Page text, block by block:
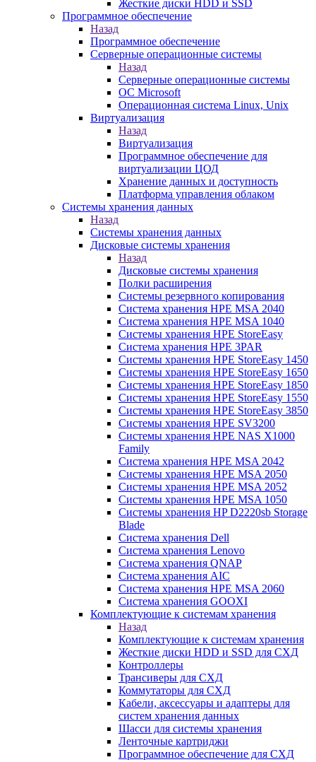
Жесткие диски HDD и SSD
Программное обеспечение
Назад
Программное обеспечение
Серверные операционные системы
Назад
Серверные операционные системы
ОС Microsoft
Операционная система Linux, Unix
Виртуализация
Назад
Виртуализация
Программное обеспечение для
виртуализации ЦОД
Хранение данных и доступность
Платформа управления облаком
Системы хранения данных
Назад
Системы хранения данных
Дисковые системы хранения
Назад
Дисковые системы хранения
Полки расширения
Системы резервного копирования
Система хранения HPE MSA 2040
Система хранения HPE MSA 1040
Системы хранения HPE StoreEasy
Система хранения HPE 3PAR
Системы хранения HPE StoreEasy 1450
Системы хранения HPE StoreEasy 1650
Системы хранения HPE StoreEasy 1850
Системы хранения HPE StoreEasy 1550
Системы хранения HPE StoreEasy 3850
Системы хранения HPE SV3200
Системы хранения HPE NAS X1000
Family
Система хранения HPE MSA 2042
Системы хранения HPE MSA 2050
Системы хранения HPE MSA 2052
Системы хранения HPE MSA 1050
Системы хранения HP D2220sb Storage
Blade
Система хранения Dell
Система хранения Lenovo
Система хранения QNAP
Система хранения AIC
Система хранения HPE MSA 2060
Система хранения GOOXI
Комплектующие к системам хранения
Назад
Комплектующие к системам хранения
Жесткие диски HDD и SSD для СХД
Контроллеры
Трансиверы для СХД
Коммутаторы для СХД
Кабели, аксессуары и адаптеры для
систем хранения данных
Шасси для системы хранения
Ленточные картриджи
Программное обеспечение для СХД